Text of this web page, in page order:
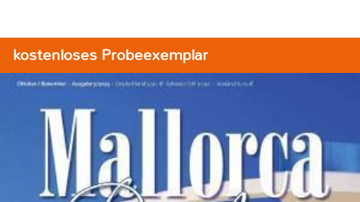
kostenloses Probeexemplar